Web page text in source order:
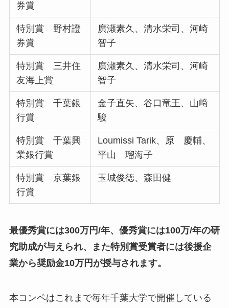
券賞
特別賞 野村證
券賞
廣瀬素久、清水栄司、河崎
智子
特別賞 三井住
友海上賞
廣瀬素久、清水栄司、河崎
智子
特別賞 千葉銀
行賞
金子直矢、谷口竜王、山﨑
駿
特別賞 千葉興
業銀行賞
Loumissi Tarik、原 慶輔、
平山 瑠海子
特別賞 京葉銀
行賞
玉城俊徳、森田健
最優秀賞には300万円/年、優秀賞には100万/年の研
究助成が与えられ、また特別賞受賞者には後援企
業から奨励金10万円が授与されます。
本コンペはこれまで毎年千葉大学で開催している